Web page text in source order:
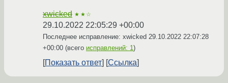
xwicked ★★☆
29.10.2022 22:05:29 +00:00
Последнее исправление: xwicked 29.10.2022 22:07:28
+00:00 (всего исправлений: 1)
Показать ответ Ссылка